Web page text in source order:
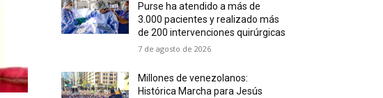
Purse ha atendido a más de
3.000 pacientes y realizado más
de 200 intervenciones quirúrgicas
7 de agosto de 2026
Millones de venezolanos:
Histórica Marcha para Jesús